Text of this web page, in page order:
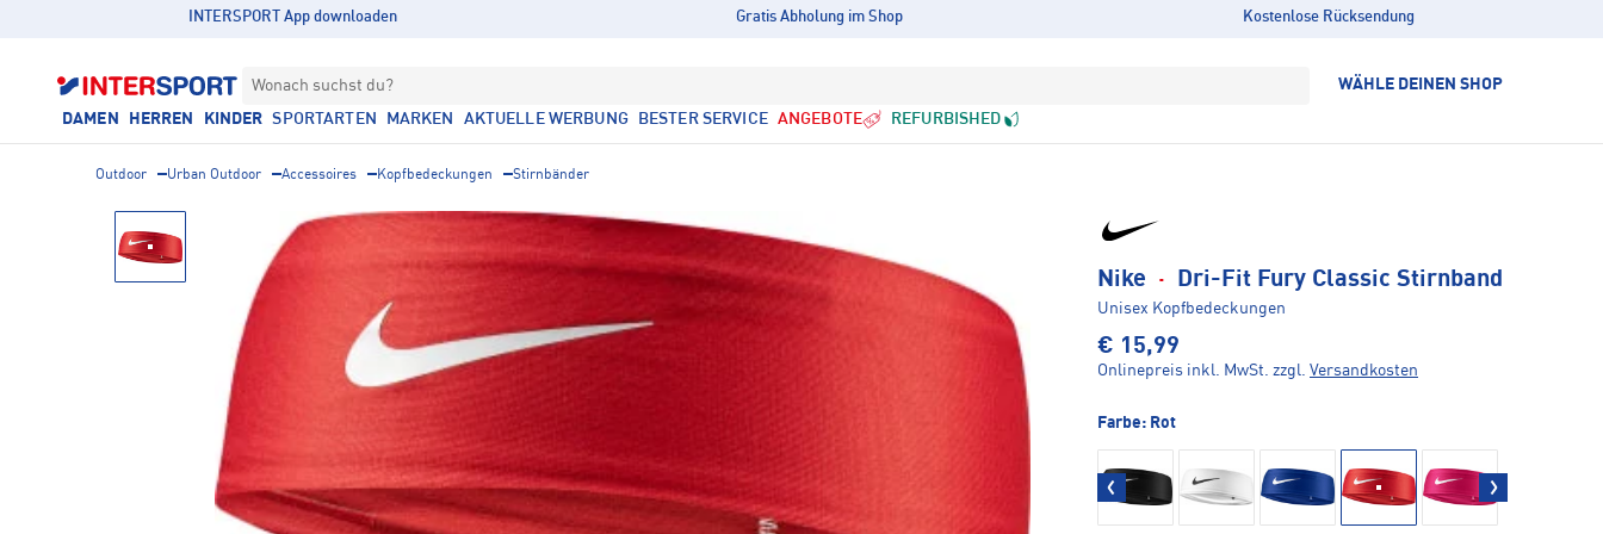
INTERSPORT App downloaden Gratis Abholung im Shop Kostenlose Rücksendung
Wonach suchst du? WÄHLE DEINEN SHOP
DAMEN HERREN KINDER SPORTARTEN MARKEN AKTUELLE WERBUNG BESTER SERVICE ANGEBOTE REFURBISHED
Outdoor Urban Outdoor Accessoires Kopfbedeckungen Stirnbänder
Nike · Dri-Fit Fury Classic Stirnband
Unisex Kopfbedeckungen
€ 15,99
Onlinepreis inkl. MwSt. zzgl. Versandkosten
Farbe: Rot